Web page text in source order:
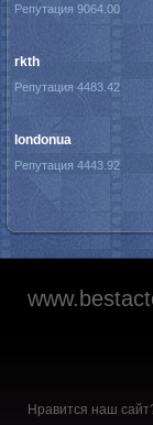
Репутация 9064.00
rkth
Репутация 4483.42
londonua
Репутация 4443.92
Нравится наш